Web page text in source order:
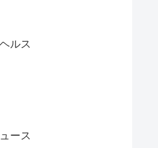
ルス
ース